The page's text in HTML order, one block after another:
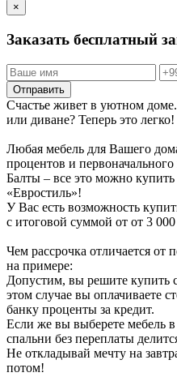
×
Заказать бесплатный
Отправить
Счастье живет в уютном
или диване? Теперь это легко!
Любая мебель для Вашего
процентов и
Балты – все это можно
«Евростиль»!
У Вас есть возможность
с итоговой суммой от от 3
Чем рассрочка отличается от
на примере:
Допустим, вы решите купить
этом случае вы оплачиваете
банку проценты за кредит.
Если же вы выберете мебель в
спальни без переплаты
Не откладывай мечту на
потом!